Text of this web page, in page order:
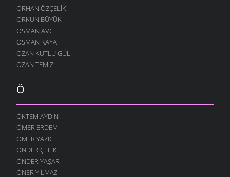
FILISTIN İÇIN UYAN
7 OCAK 2009
AĞLARDI
7 OCAK 2009
KÖYÜMÜ TANI
7 OCAK 2009
ORHAN ÖZÇELIK
ORKUN BÜYÜK
OSMAN AVCI
OSMAN KAYA
OZAN KUTLU GÜL
OZAN TEMIZ
Ö
ÖKTEM AYDIN
ÖMER ERDEM
ÖMER YAZICI
ÖNDER ÇELIK
ÖNDER YAŞAR
ÖNER YILMAZ